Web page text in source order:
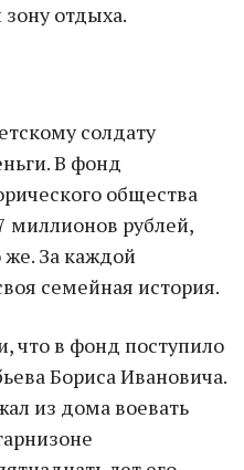
зону отдыха.
солдату
В фонд
общества
миллионов рублей,
же. За каждой
семейная история.
что в фонд поступило
Бориса Ивановича.
из дома воевать